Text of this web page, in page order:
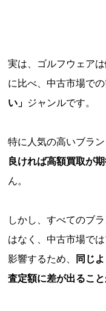
実は、ゴルフウェア
に比べ、中古市場で
い」 ジャンルです。
特に人気の高いブラ
良ければ高額買取が
ん。
しかし、すべてのブ
はなく、中古市場で
影響するため、
同じ
査定額に差が出るこ